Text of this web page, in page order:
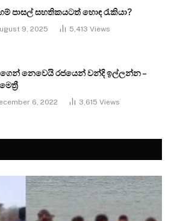
පාසල් සහතිකයටත් හොඳ රැකියා?
9, 2025 5,413 Views
නෙවෙයි රජයෙන් වන්දි ඉල්ලන්න –
6, 2022 3,615 Views